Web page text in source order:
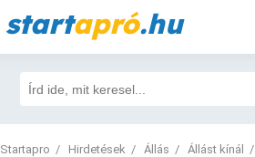
startapró.hu
Startapro Hirdetések Állás Állást kínál